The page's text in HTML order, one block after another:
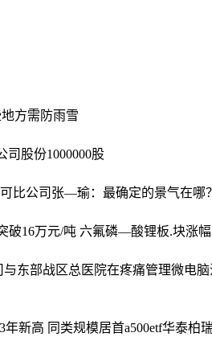
方需防雨雪
司股份1000000股
比公司 张—瑜：最确定的景气在哪
破16万元/吨 六氟磷—酸锂板.块涨
与东部战区总医院在疼痛管理微电
年新高 同类规模居首a500etf华泰